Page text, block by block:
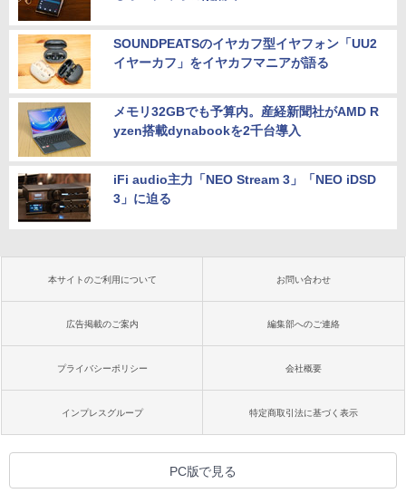
SOUNDPEATSのイヤカフ型イヤフォン「UU2
イヤーカフ」をイヤカフマニアが語る
メモリ32GBでも予算内。産経新聞社がAMD R
yzen搭載dynabookを2千台導入
iFi audio主力「NEO Stream 3」「NEO iDSD
3」に迫る
本サイトのご利用について お問い合わせ
広告掲載のご案内 編集部へのご連絡
プライバシーポリシー 会社概要
インプレスグループ 特定商取引法に基づく表示
PC版で見る